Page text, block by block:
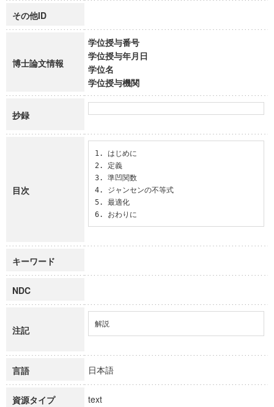
その他ID
博士論文情報
学位授与番号
学位授与年月日
学位名
学位授与機関
抄録
目次
1. はじめに
2. 定義
3. 準凹関数
4. ジャンセンの不等式
5. 最適化
6. おわりに
キーワード
NDC
注記
解説
言語 日本語
資源タイプ text